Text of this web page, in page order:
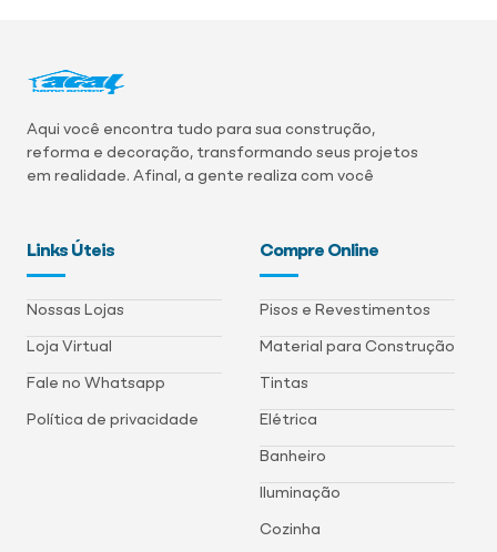
Aqui você encontra tudo para sua construção,
reforma e decoração, transformando seus projetos
em realidade. Afinal, a gente realiza com você
Links Úteis
Nossas Lojas
Loja Virtual
Fale no Whatsapp
Política de privacidade
Compre Online
Pisos e Revestimentos
Material para Construção
Tintas
Elétrica
Banheiro
Iluminação
Cozinha